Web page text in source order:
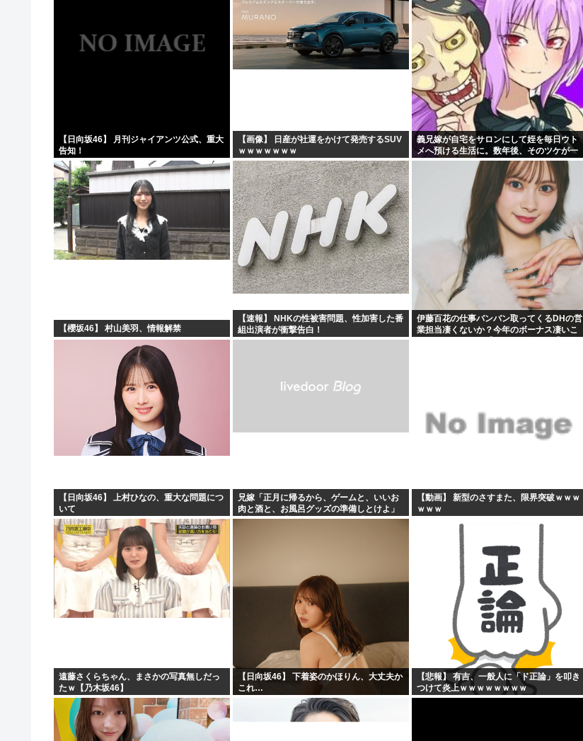
【日向坂46】 月刊ジャイアンツ公式、重大
告知！
【画像】 日産が社運をかけて発売するSUV
ｗｗｗｗｗｗｗ
義兄嫁が自宅をサロンにして姪を毎日ウト
メへ預ける生活に。数年後、そのツケが一
気に回ってきて…
【櫻坂46】 村山美羽、情報解禁
【速報】 NHKの性被害問題、性加害した番
組出演者が衝撃告白！
伊藤百花の仕事バンバン取ってくるDHの営
業担当凄くないか？今年のボーナス凄いこ
【日向坂46】 上村ひなの、重大な問題につ
いて
兄嫁「正月に帰るから、ゲームと、いいお
肉と酒と、お風呂グッズの準備しとけよ」
寝起きの私「知るかボケ」兄嫁「キィィィ
【動画】 新型のさすまた、限界突破ｗｗｗ
ｗｗｗ
遠藤さくらちゃん、まさかの写真無しだっ
たｗ【乃木坂46】
【日向坂46】 下着姿のかほりん、大丈夫か
これ…
【悲報】 有吉、一般人に「ド正論」を叩き
つけて炎上ｗｗｗｗｗｗｗｗ